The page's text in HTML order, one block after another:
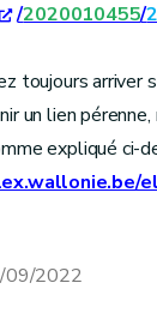
/2020010455/
toujours arriver
un lien pérenne,
expliqué ci-
09/2022